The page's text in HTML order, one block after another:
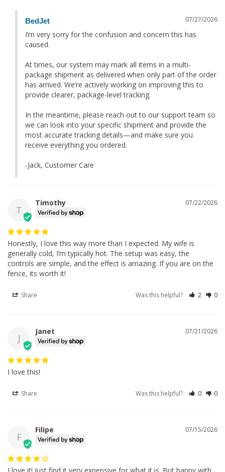
07/27/2026
BedJet
I’m very sorry for the confusion and concern this has
caused.
At times, our system may mark all items in a multi-
package shipment as delivered when only part of the order
has arrived. We’re actively working on improving this to
provide clearer, package-level tracking.
In the meantime, please reach out to our support team so
we can look into your specific shipment and provide the
most accurate tracking details—and make sure you
receive everything you ordered.
-Jack, Customer Care
T
07/22/2026
Timothy
Honestly, I love this way more than I expected. My wife is
generally cold, I’m typically hot. The setup was easy, the
controls are simple, and the effect is amazing. If you are on the
fence, its worth it!
Share Was this helpful? 2 0
J
07/21/2026
Janet
I love this!
Share Was this helpful? 0 0
F
07/15/2026
Filipe
I love it! Just find it very expensive for what it is. But happy with